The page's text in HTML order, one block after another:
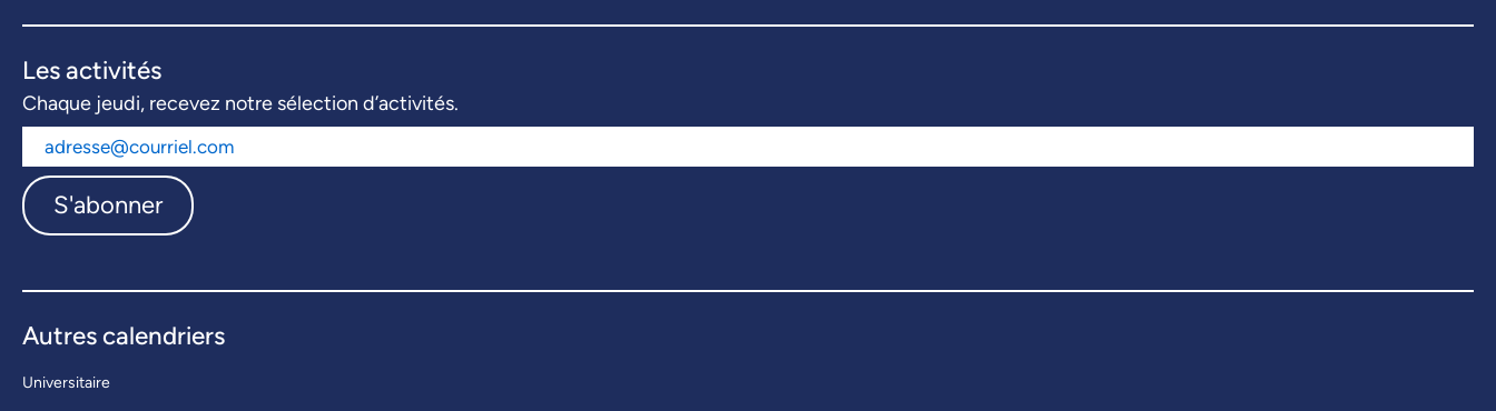
Les activités
Chaque jeudi, recevez notre sélection d’activités.
S'abonner
Autres calendriers
Universitaire